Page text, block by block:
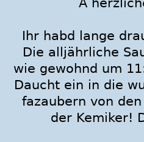
Ihr habd lange
Die alljährliche
wie gewohnd um
Daucht ein in die
fazaubern von
der Kemiker!